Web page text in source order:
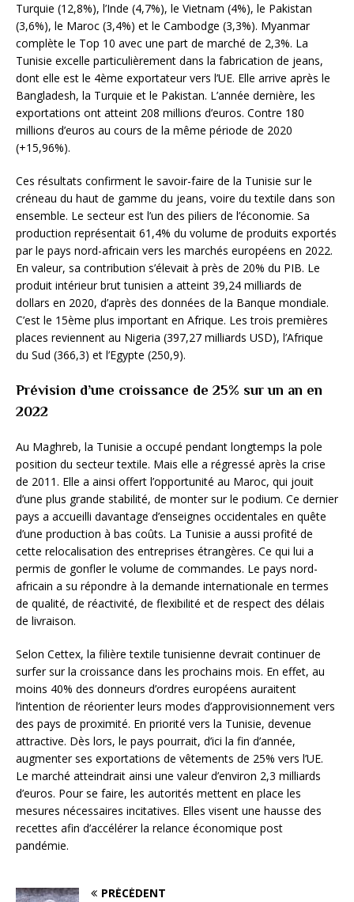
Turquie (12,8%), l’Inde (4,7%), le Vietnam (4%), le Pakistan
(3,6%), le Maroc (3,4%) et le Cambodge (3,3%). Myanmar
complète le Top 10 avec une part de marché de 2,3%. La
Tunisie excelle particulièrement dans la fabrication de jeans,
dont elle est le 4ème exportateur vers l’UE. Elle arrive après le
Bangladesh, la Turquie et le Pakistan. L’année dernière, les
exportations ont atteint 208 millions d’euros. Contre 180
millions d’euros au cours de la même période de 2020
(+15,96%).
Ces résultats confirment le savoir-faire de la Tunisie sur le
créneau du haut de gamme du jeans, voire du textile dans son
ensemble. Le secteur est l’un des piliers de l’économie. Sa
production représentait 61,4% du volume de produits exportés
par le pays nord-africain vers les marchés européens en 2022.
En valeur, sa contribution s’élevait à près de 20% du PIB. Le
produit intérieur brut tunisien a atteint 39,24 milliards de
dollars en 2020, d’après des données de la Banque mondiale.
C’est le 15ème plus important en Afrique. Les trois premières
places reviennent au Nigeria (397,27 milliards USD), l’Afrique
du Sud (366,3) et l’Egypte (250,9).
Prévision d’une croissance de 25% sur un an en
2022
Au Maghreb, la Tunisie a occupé pendant longtemps la pole
position du secteur textile. Mais elle a régressé après la crise
de 2011. Elle a ainsi offert l’opportunité au Maroc, qui jouit
d’une plus grande stabilité, de monter sur le podium. Ce dernier
pays a accueilli davantage d’enseignes occidentales en quête
d’une production à bas coûts. La Tunisie a aussi profité de
cette relocalisation des entreprises étrangères. Ce qui lui a
permis de gonfler le volume de commandes. Le pays nord-
africain a su répondre à la demande internationale en termes
de qualité, de réactivité, de flexibilité et de respect des délais
de livraison.
Selon Cettex, la filière textile tunisienne devrait continuer de
surfer sur la croissance dans les prochains mois. En effet, au
moins 40% des donneurs d’ordres européens auraitent
l’intention de réorienter leurs modes d’approvisionnement vers
des pays de proximité. En priorité vers la Tunisie, devenue
attractive. Dès lors, le pays pourrait, d’ici la fin d’année,
augmenter ses exportations de vêtements de 25% vers l’UE.
Le marché atteindrait ainsi une valeur d’environ 2,3 milliards
d’euros. Pour se faire, les autorités mettent en place les
mesures nécessaires incitatives. Elles visent une hausse des
recettes afin d’accélérer la relance économique post
pandémie.
PRÉCÉDENT